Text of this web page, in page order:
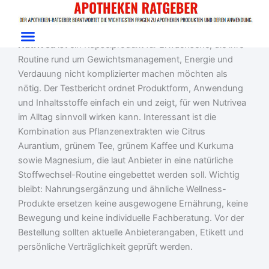
Inhalt
springen
Gewichtsmanagement / Nutrivea
Nutrivea Test: Kapseln für Stoffwechsel-Routine
Nutrivea ist ein Kapselprodukt für Erwachsene, die ihre
Routine rund um Gewichtsmanagement, Energie und
Verdauung nicht komplizierter machen möchten als
nötig. Der Testbericht ordnet Produktform, Anwendung
und Inhaltsstoffe einfach ein und zeigt, für wen Nutrivea
im Alltag sinnvoll wirken kann. Interessant ist die
Kombination aus Pflanzenextrakten wie Citrus
Aurantium, grünem Tee, grünem Kaffee und Kurkuma
sowie Magnesium, die laut Anbieter in eine natürliche
Stoffwechsel-Routine eingebettet werden soll. Wichtig
bleibt: Nahrungsergänzung und ähnliche Wellness-
Produkte ersetzen keine ausgewogene Ernährung, keine
Bewegung und keine individuelle Fachberatung. Vor der
Bestellung sollten aktuelle Anbieterangaben, Etikett und
persönliche Verträglichkeit geprüft werden.